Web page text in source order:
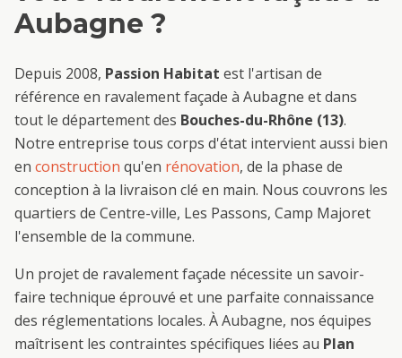
Aubagne ?
Depuis 2008, Passion Habitat est l'artisan de
référence en ravalement façade à Aubagne et dans
tout le département des Bouches-du-Rhône (13).
Notre entreprise tous corps d'état intervient aussi bien
en construction qu'en rénovation, de la phase de
conception à la livraison clé en main. Nous couvrons les
quartiers de Centre-ville, Les Passons, Camp Majoret
l'ensemble de la commune.
Un projet de ravalement façade nécessite un savoir-
faire technique éprouvé et une parfaite connaissance
des réglementations locales. ÀAubagne, nos équipes
maîtrisent les contraintes spécifiques liées au Plan